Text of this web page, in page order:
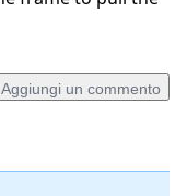
Aggiungi un commento